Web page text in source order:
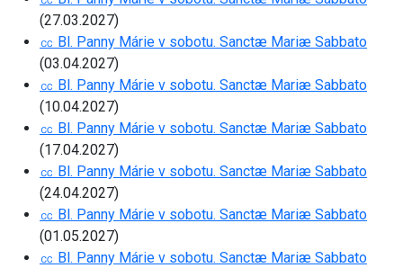
(27.03.2027)
㏄ Bl. Panny Márie v sobotu. Sanctæ Mariæ Sabbato
(03.04.2027)
㏄ Bl. Panny Márie v sobotu. Sanctæ Mariæ Sabbato
(10.04.2027)
㏄ Bl. Panny Márie v sobotu. Sanctæ Mariæ Sabbato
(17.04.2027)
㏄ Bl. Panny Márie v sobotu. Sanctæ Mariæ Sabbato
(24.04.2027)
㏄ Bl. Panny Márie v sobotu. Sanctæ Mariæ Sabbato
(01.05.2027)
㏄ Bl. Panny Márie v sobotu. Sanctæ Mariæ Sabbato